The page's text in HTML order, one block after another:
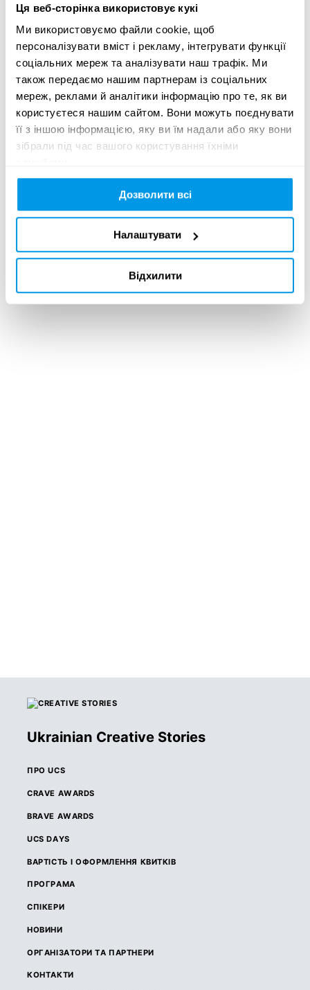
Ця веб-сторінка використовує кукі
Ми використовуємо файли cookie, щоб
персоналізувати вміст і рекламу, інтегрувати функції
соціальних мереж та аналізувати наш трафік. Ми
також передаємо нашим партнерам із соціальних
мереж, реклами й аналітики інформацію про те, як ви
користуєтеся нашим сайтом. Вони можуть поєднувати
її з іншою інформацією, яку ви їм надали або яку вони
зібрали під час вашого користування їхніми
Дозволити всі
Налаштувати
Відхилити
РЕЗУЛЬТАТИ
УЧАСНИКІВ
ADC*UA AWARDS
2026
02 червня 2026
РЕЗУЛЬТАТИ
УЧАСНИКІВ
THE VERY BEST OF
ОГОЛОШЕНО
РЕЗУЛЬТАТИ
Ukrainian Creative Stories
ПРО UCS
CRAVE AWARDS
BRAVE AWARDS
UCS DAYS
ВАРТІСТЬ І ОФОРМЛЕННЯ КВИТКІВ
ПРОГРАМА
СПІКЕРИ
НОВИНИ
ОРГАНІЗАТОРИ ТА ПАРТНЕРИ
КОНТАКТИ